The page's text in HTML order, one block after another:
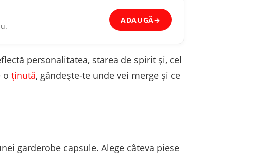
ADAUGĂ→
personalitatea, starea de spirit și, cel
o ținută, gândește-te unde vei merge și ce
garderobe capsule. Alege câteva piese